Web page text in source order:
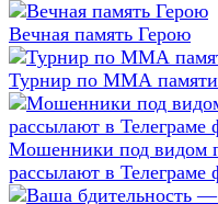
Вечная память Герою
Турнир по ММА памяти
Мошенники под видом
рассылают в